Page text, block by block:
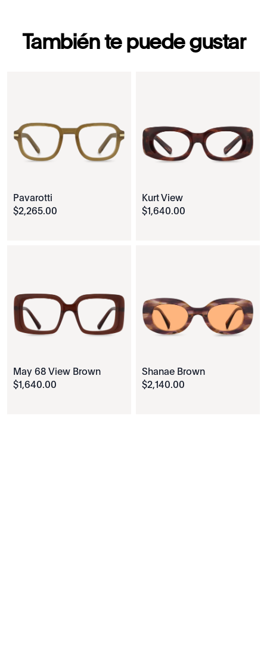
También te puede gustar
Pavarotti
$2,265.00
Kurt View
$1,640.00
May 68 View Brown
$1,640.00
Shanae Brown
$2,140.00